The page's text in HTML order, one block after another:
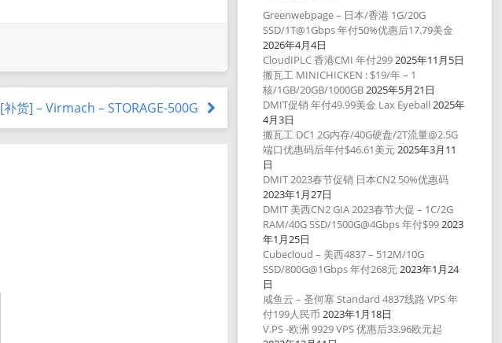
[补货] – Virmach – STORAGE-500G
Greenwebpage – 日本/香港 1G/20G
SSD/1T@1Gbps 年付50%优惠后17.79美金
2026年4月4日
CloudIPLC 香港CMI 年付2992025年11月5日
搬瓦工 MINICHICKEN : $19/年 – 1
核/1GB/20GB/1000GB2025年5月21日
DMIT促销 年付49.99美金 Lax Eyeball 2025年
4月3日
搬瓦工 DC1 2G内存/40G硬盘/2T流量@2.5G
端口优惠码后年付$46.61美元2025年3月11
日
DMIT 2023春节促销 日本CN2 50%优惠码
2023年1月27日
DMIT 美西CN2 GIA 2023春节大促 – 1C/2G
RAM/40G SSD/1500G@4Gbps 年付$992023
年1月25日
Cubecloud – 美西4837 – 512M/10G
SSD/800G@1Gbps 年付268元2023年1月24
日
咸鱼云 – 圣何塞 Standard 4837线路 VPS 年
付199人民币 2023年1月18日
V.PS -欧洲 9929 VPS 优惠后33.96欧元起